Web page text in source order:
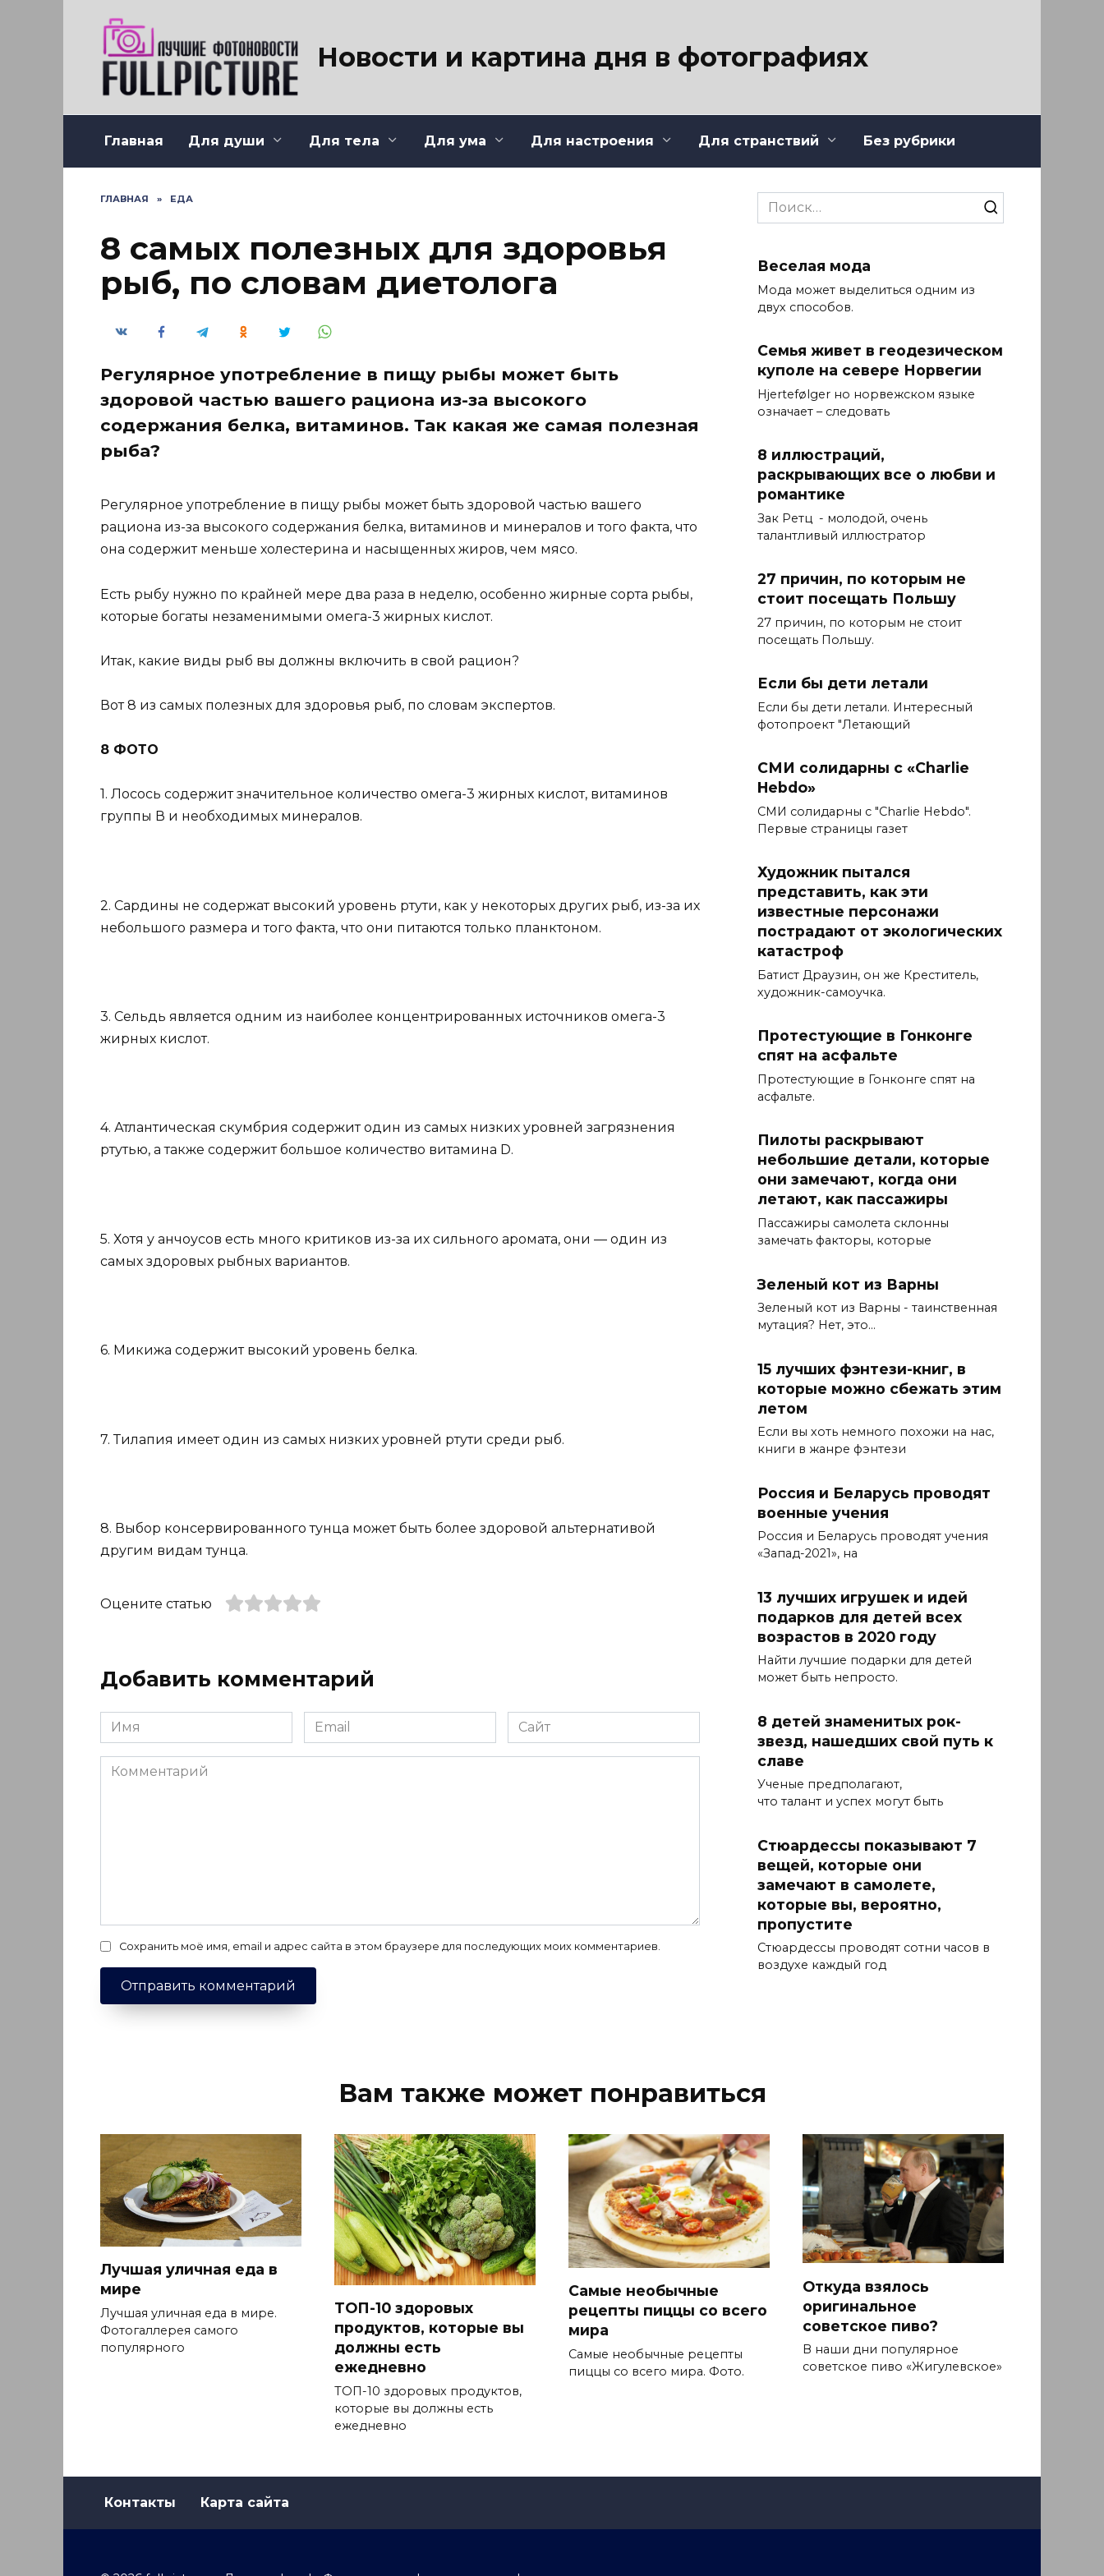
Новости и картина дня в фотографиях
Главная Для души Для тела Для ума Для настроения Для странствий Без рубрики
ГЛАВНАЯ » ЕДА
8 самых полезных для здоровья
рыб, по словам диетолога
Регулярное употребление в пищу рыбы может быть
здоровой частью вашего рациона из-за высокого
содержания белка, витаминов. Так какая же самая полезная
рыба?
Регулярное употребление в пищу рыбы может быть здоровой частью вашего
рациона из-за высокого содержания белка, витаминов и минералов и того факта, что
она содержит меньше холестерина и насыщенных жиров, чем мясо.
Есть рыбу нужно по крайней мере два раза в неделю, особенно жирные сорта рыбы,
которые богаты незаменимыми омега-3 жирных кислот.
Итак, какие виды рыб вы должны включить в свой рацион?
Вот 8 из самых полезных для здоровья рыб, по словам экспертов.
8 ФОТО
1. Лосось содержит значительное количество омега-3 жирных кислот, витаминов
группы В и необходимых минералов.
2. Сардины не содержат высокий уровень ртути, как у некоторых других рыб, из-за их
небольшого размера и того факта, что они питаются только планктоном.
3. Сельдь является одним из наиболее концентрированных источников омега-3
жирных кислот.
4. Атлантическая скумбрия содержит один из самых низких уровней загрязнения
ртутью, а также содержит большое количество витамина D.
5. Хотя у анчоусов есть много критиков из-за их сильного аромата, они — один из
самых здоровых рыбных вариантов.
6. Микижа содержит высокий уровень белка.
7. Тилапия имеет один из самых низких уровней ртути среди рыб.
8. Выбор консервированного тунца может быть более здоровой альтернативой
другим видам тунца.
Оцените статью
Добавить комментарий
Имя
*
Email
*
Сайт
Комментарий
Сохранить моё имя, email и адрес сайта в этом браузере для последующих моих комментариев.
Search
for:
Веселая мода
Мода может выделиться одним из
двух способов.
Семья живет в геодезическом
куполе на севере Норвегии
Hjertefølger но норвежском языке
означает – следовать
8 иллюстраций,
раскрывающих все о любви и
романтике
Зак Ретц - молодой, очень
талантливый иллюстратор
27 причин, по которым не
стоит посещать Польшу
27 причин, по которым не стоит
посещать Польшу.
Если бы дети летали
Если бы дети летали. Интересный
фотопроект "Летающий
СМИ солидарны с «Charlie
Hebdo»
СМИ солидарны с "Charlie Hebdo".
Первые страницы газет
Художник пытался
представить, как эти
известные персонажи
пострадают от экологических
катастроф
Батист Драузин, он же Креститель,
художник-самоучка.
Протестующие в Гонконге
спят на асфальте
Протестующие в Гонконге спят на
асфальте.
Пилоты раскрывают
небольшие детали, которые
они замечают, когда они
летают, как пассажиры
Пассажиры самолета склонны
замечать факторы, которые
Зеленый кот из Варны
Зеленый кот из Варны - таинственная
мутация? Нет, это...
15 лучших фэнтези-книг, в
которые можно сбежать этим
летом
Если вы хоть немного похожи на нас,
книги в жанре фэнтези
Россия и Беларусь проводят
военные учения
Россия и Беларусь проводят учения
«Запад-2021», на
13 лучших игрушек и идей
подарков для детей всех
возрастов в 2020 году
Найти лучшие подарки для детей
может быть непросто.
8 детей знаменитых рок-
звезд, нашедших свой путь к
славе
Ученые предполагают,
что талант и успех могут быть
Стюардессы показывают 7
вещей, которые они
замечают в самолете,
которые вы, вероятно,
пропустите
Стюардессы проводят сотни часов в
воздухе каждый год
Вам также может понравиться
Лучшая уличная еда в
мире
Лучшая уличная еда в мире.
Фотогаллерея самого
популярного
ТОП-10 здоровых
продуктов, которые вы
должны есть
ежедневно
ТОП-10 здоровых продуктов,
которые вы должны есть
ежедневно
Самые необычные
рецепты пиццы со всего
мира
Самые необычные рецепты
пиццы со всего мира. Фото.
Откуда взялось
оригинальное
советское пиво?
В наши дни популярное
советское пиво «Жигулевское»
Контакты Карта сайта